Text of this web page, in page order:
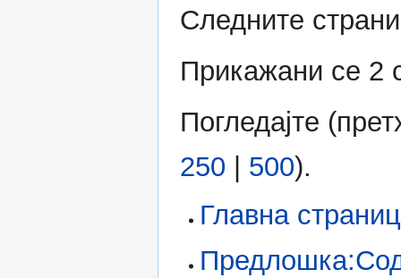
Следните
Прикажани се 2
Погледајте (
250 | 500).
Главна